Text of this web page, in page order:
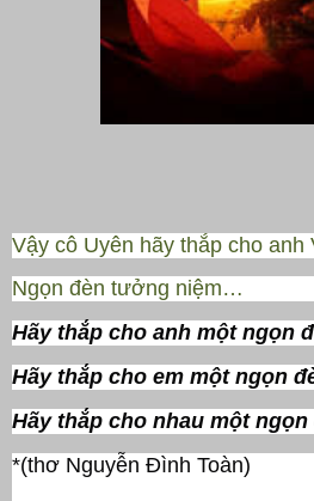
Vậy cô Uyên hãy thắp cho anh
Ngọn đèn tưởng niệm…
Hãy thắp cho anh một ngọn
Hãy thắp cho em một ngọn
Hãy thắp cho nhau một
*(thơ Nguyễn Đình Toàn)